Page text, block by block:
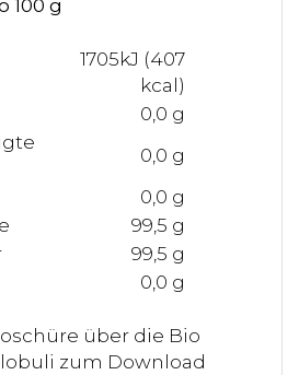
100 g
1705kJ (407
kcal)
0,0 g
0,0 g
0,0 g
99,5 g
99,5 g
0,0 g
über die Bio
zum Download